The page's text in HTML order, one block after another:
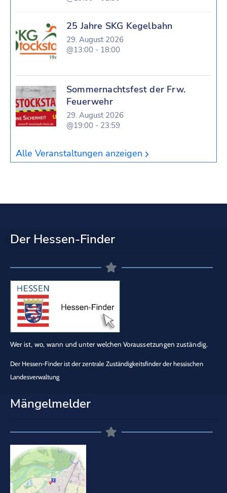
25 Jahre SKG Kegelbahn
29. August 2026
@13:00 - 18:00
Sommernachtsfest der Frw.
Feuerwehr
29. August 2026
@19:00 - 23:59
Alle Veranstaltungen anzeigen
Der Hessen-Finder
Wer ist, wo, wann und unter welchen Voraussetzungen zuständig.
Der Hessen-Finder ist der zentrale Zuständigkeitsfinder der hessischen
Landesverwaltung
Mängelmelder